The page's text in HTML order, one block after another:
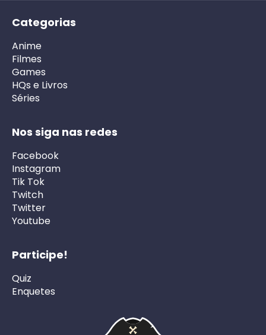
Categorias
Anime
Filmes
Games
HQs e Livros
Séries
Nos siga nas redes
Facebook
Instagram
Tik Tok
Twitch
Twitter
Youtube
Participe!
Quiz
Enquetes